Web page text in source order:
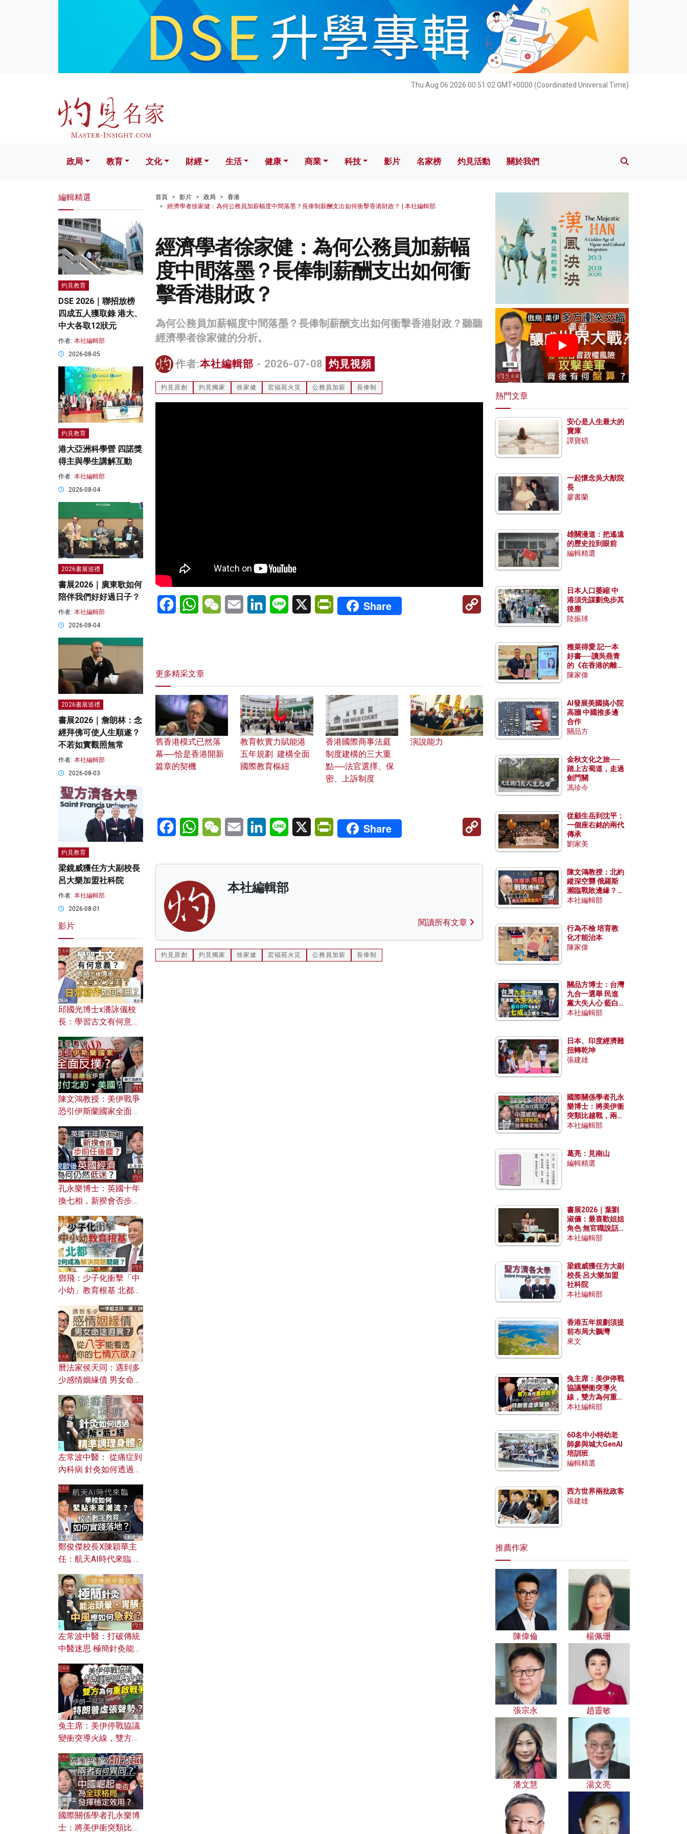
Thu Aug 06 2026 00:51:04 GMT+0000 (Coordinated Universal Time)
文化 財經 生活 健康 科技 影片 名家榜 灼見活動 關於我們
政局 教育 文化 財經 生活 健康 商業 科技 影片 名家榜 灼見活動 關於我們
首頁 影片 政局
香港
經濟學者徐家健：為何公務員加薪幅度中間落墨？長俸制薪酬支出如何衝擊香港財政？ | 本社編輯部
經濟學者徐家健：為何公務員加薪幅
度中間落墨？長俸制薪酬支出如何衝
擊香港財政？
為何公務員加薪幅度中間落墨？長俸制薪酬支出如何衝擊香港財政？聽聽
經濟學者徐家健的分析。
作者:本社編輯部 - 2026-07-08 灼見視頻
灼見原創 灼見獨家 徐家健 宏福苑火災 公務員加薪 長俸制
FacebookWhatsAppWeChatEmail LinkedInLine X PrintFriendly
Share
Copy
更多精采文章
舊香港模式已然落
幕──恰是香港開新
篇章的契機
教育軟實力賦能港
五年規劃 建構全面
國際教育樞紐
香港國際商事法庭
制度建構的三大重
點──法官選擇、保
密、上訴制度
演說能力
FacebookWhatsAppWeChatEmail LinkedInLine X PrintFriendly
Share
Copy
本社編輯部
閱讀所有文章
灼見原創 灼見獨家 徐家健 宏福苑火災 公務員加薪 長俸制
編輯精選
灼見教育
DSE 2026｜聯招放榜
四成五人獲取錄 港大、
中大各取12狀元
作者: 本社編輯部
2026-08-05
灼見教育
港大亞洲科學營 四諾獎
得主與學生講解互動
作者: 本社編輯部
2026-08-04
2026書展巡禮
書展2026｜廣東歌如何
陪伴我們好好過日子？
作者: 本社編輯部
2026-08-04
2026書展巡禮
書展2026｜詹朗林：念
經拜佛可使人生順遂？
不若如實觀照無常
作者: 本社編輯部
2026-08-03
灼見教育
梁鏡威獲任方大副校長
呂大樂加盟社科院
作者: 本社編輯部
2026-08-01
影片
邱國光博士x潘詠儀校
長：學習古文有何意
文之美？ 日常寫作如何
應用？
陳文鴻教授：美伊戰爭
恐引伊斯蘭國家全面反
對付北約美國？
孔永樂博士：英國十年
換七相，新揆會否步前
濟為何仍然低迷？
鄧飛：少子化衝擊「中
小幼」教育根基 北都如
曆法家侯天同：遇到多
少感情姻緣債 男女命途
的七情六欲？
左常波中醫： 從痛症到
內科病 針灸如何透過解
鄭俊傑校長X陳穎華主
任：航天AI時代來臨 學
校內數字教育如何實踐
落地？
左常波中醫：打破傳統
中醫迷思 極簡針灸能治
何急救？
兔主席：美伊停戰協議
變衝突導火線，雙方為
洞悉特朗普虛張聲勢？
國際關係學者孔永樂博
士：將美伊衝突類比越
熱門文章
安心是人生最大的
寶庫
譚寶碩
一起懷念吳大猷院
長
廖書蘭
雄關漫道：把遙遠
的歷史拉到眼前
編輯精選
日本人口萎縮 中
港須先謀劃免步其
後塵
陸振球
種菜得愛 記一本
好書──讀吳燕青
的《在香港的離島
種菜》
陳家偉
AI發展美國搞小院
高牆 中國推多邊
合作
關品方
金秋文化之旅──
踏上古蜀道，走過
劍門關
馮珍今
從顧生岳到沈平：
一個座右銘的兩代
傳承
劉家美
陳文鴻教授：北約
縱深空襲 俄羅斯
瀕臨戰敗邊緣？中
國零部件能左右戰
本社編輯部
行為不檢 培育教
化才能治本
陳家偉
關品方博士：台灣
九合一選舉 民進
黨大失人心 藍白
合作有望拿下七成
本社編輯部
日本、印度經濟難
扭轉乾坤
張建雄
國際關係學者孔永
樂博士：將美伊衝
突類比越戰，兩者
有何異同？中國崛
本社編輯部
葛亮：見南山
編輯精選
書展2026｜葉劉
淑儀：最喜歡姐姐
角色 無官職說話
包袱少
本社編輯部
梁鏡威獲任方大副
校長 呂大樂加盟
社科院
本社編輯部
香港五年規劃須提
前布局大鵬灣
來文
兔主席：美伊停戰
協議變衝突導火
線，雙方為何重啟
戰爭？伊朗一早洞
本社編輯部
60名中小特幼老
師參與城大GenAI
培訓班
編輯精選
西方世界兩批政客
張建雄
推薦作家
陳偉倫 楊佩珊
張宗永 趙靈敏
潘文慧 湯文亮